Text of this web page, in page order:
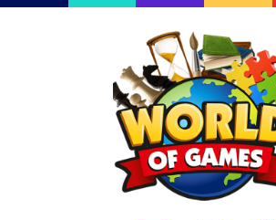
Επιτραπέζια
Παζλ
Παιχνίδια Καρτών
Σπαζοκεφαλιές